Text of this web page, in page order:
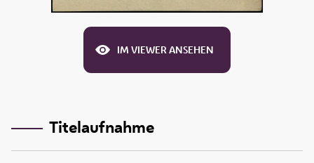
IM VIEWER ANSEHEN
Titelaufnahme